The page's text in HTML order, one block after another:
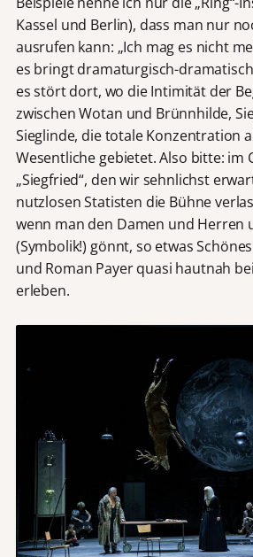
Kassel und Berlin), dass man nur
ausrufen kann: „Ich mag es nicht
es bringt dramaturgisch-
es stört dort, wo die Intimität der
zwischen Wotan und Brünnhilde,
Sieglinde, die totale Konzentration
Wesentliche gebietet. Also bitte: im
„Siegfried“, den wir sehnlichst
nutzlosen Statisten die Bühne
wenn man den Damen und Herren
(Symbolik!) gönnt, so etwas
und Roman Payer quasi hautnah
erleben.